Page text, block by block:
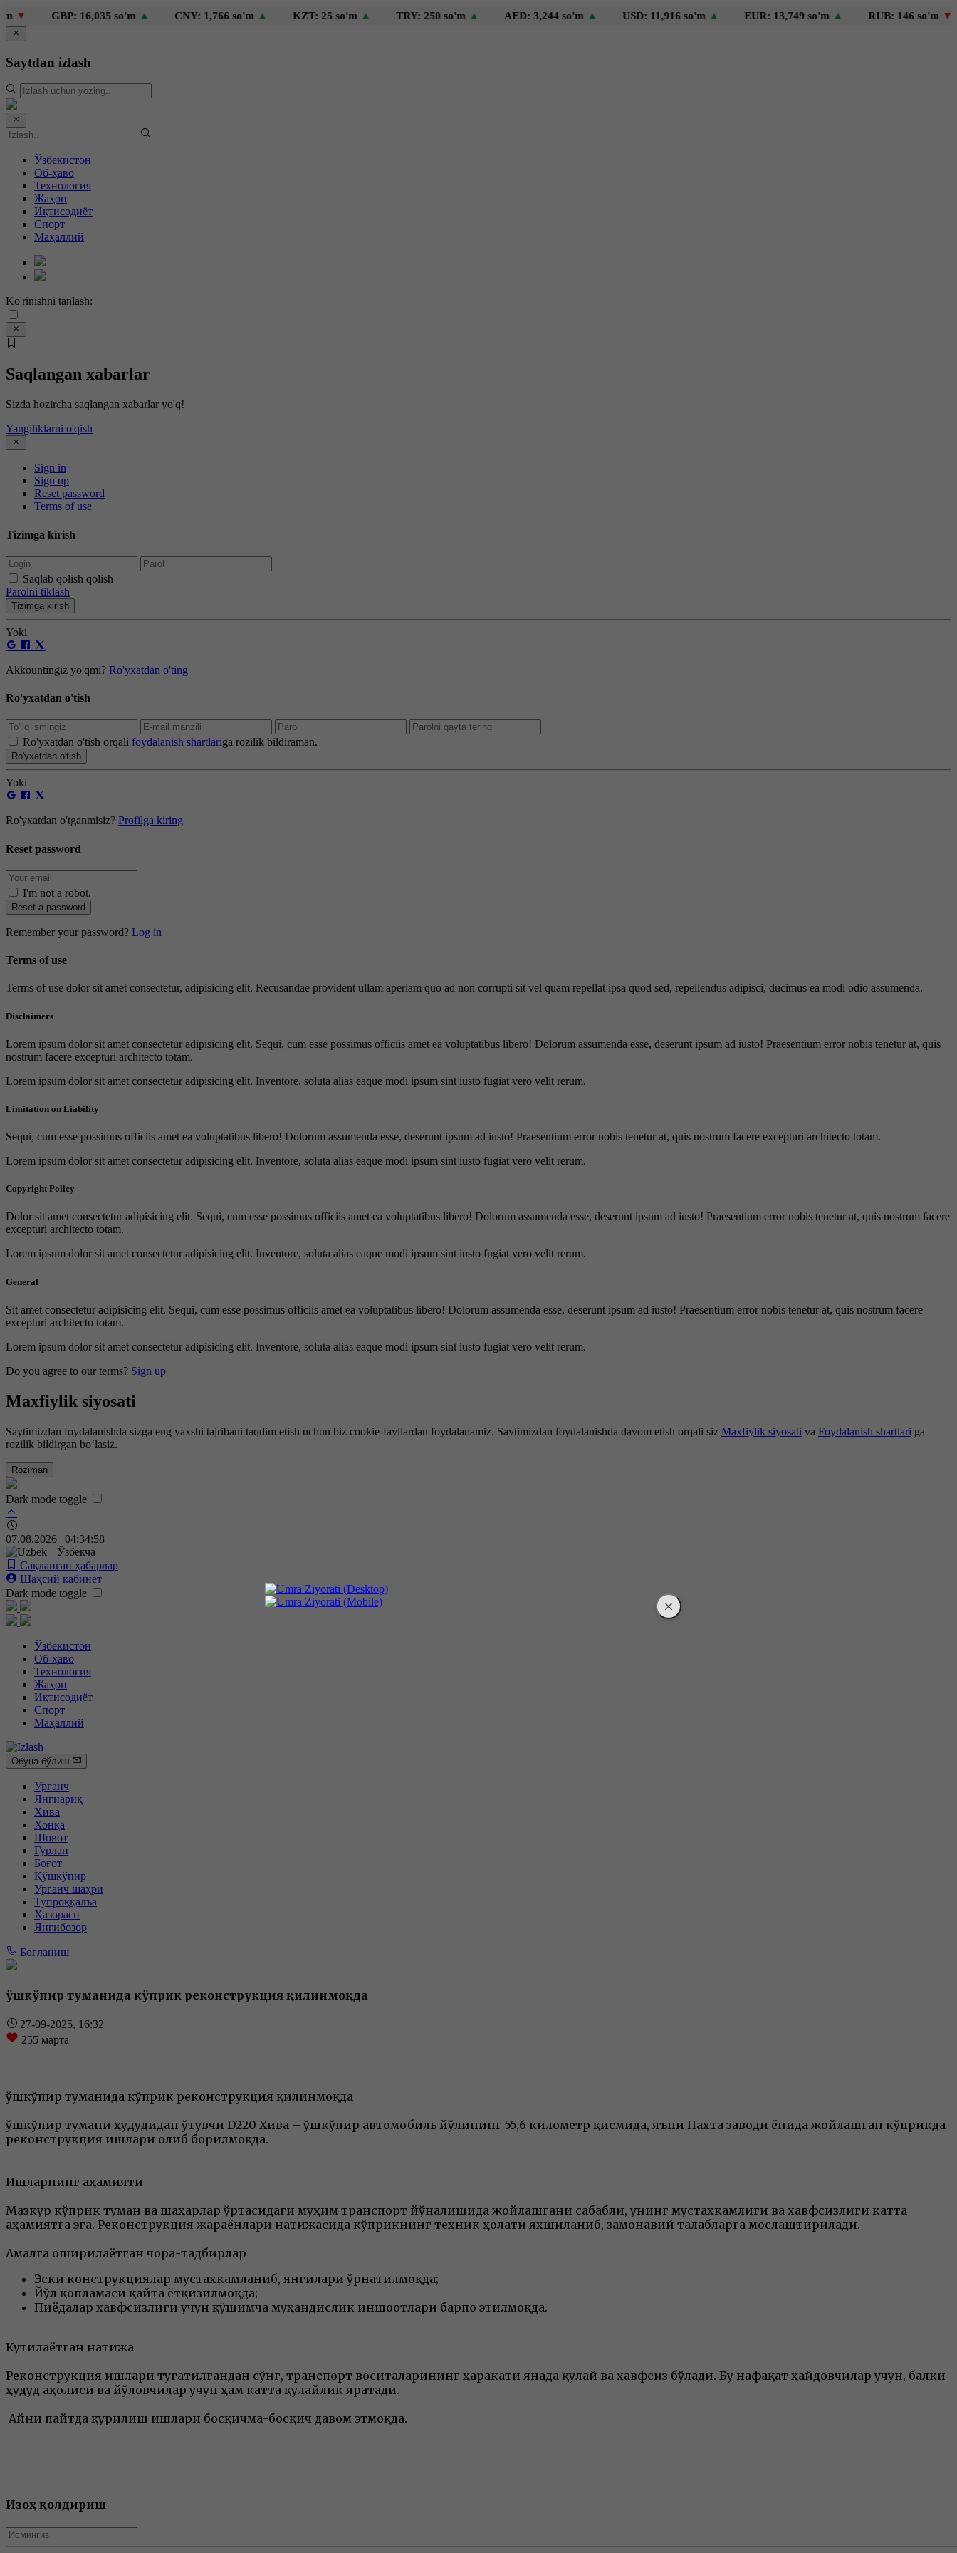
GBP: 16,035 so'm▲ CNY: 1,766 so'm▲ KZT: 25 so'm ▲ TRY: 250 so'm▲ AED: 3,244 so'm▲ USD: 11,916 so'm▲ EUR: 13,749 so'm▲ RUB: 146 so'm▼
Saytdan izlash
Ўзбекистон
Об-ҳаво
Технология
Жаҳон
Иқтисодиёт
Спорт
Маҳаллий
Ko'rinishni tanlash:
Saqlangan xabarlar
Sizda hozircha saqlangan xabarlar yo'q!
Yangiliklarni o'qish
Sign in
Sign up
Reset password
Terms of use
Tizimga kirish
Saqlab qolish qolish
Parolni tiklash
Tizimga kirish
Yoki
Akkountingiz yo'qmi? Ro'yxatdan o'ting
Ro'yxatdan o'tish
Ro'yxatdan o'tish orqali foydalanish shartlariga rozilik bildiraman.
Ro'yxatdan o'tish
Yoki
Ro'yxatdan o'tganmisiz? Profilga kiring
Reset password
I'm not a robot.
Reset a password
Remember your password? Log in
Terms of use
Terms of use dolor sit amet consectetur, adipisicing elit. Recusandae provident ullam aperiam quo ad non corrupti sit vel quam repellat ipsa quod sed, repellendus adipisci, ducimus ea modi odio assumenda.
Disclaimers
Lorem ipsum dolor sit amet consectetur adipisicing elit. Sequi, cum esse possimus officiis amet ea voluptatibus libero! Dolorum assumenda esse, deserunt ipsum ad iusto! Praesentium error nobis tenetur at, quis
nostrum facere excepturi architecto totam.
Lorem ipsum dolor sit amet consectetur adipisicing elit. Inventore, soluta alias eaque modi ipsum sint iusto fugiat vero velit rerum.
Limitation on Liability
Sequi, cum esse possimus officiis amet ea voluptatibus libero! Dolorum assumenda esse, deserunt ipsum ad iusto! Praesentium error nobis tenetur at, quis nostrum facere excepturi architecto totam.
Lorem ipsum dolor sit amet consectetur adipisicing elit. Inventore, soluta alias eaque modi ipsum sint iusto fugiat vero velit rerum.
Copyright Policy
Dolor sit amet consectetur adipisicing elit. Sequi, cum esse possimus officiis amet ea voluptatibus libero! Dolorum assumenda esse, deserunt ipsum ad iusto! Praesentium error nobis tenetur at, quis nostrum facere
excepturi architecto totam.
Lorem ipsum dolor sit amet consectetur adipisicing elit. Inventore, soluta alias eaque modi ipsum sint iusto fugiat vero velit rerum.
General
Sit amet consectetur adipisicing elit. Sequi, cum esse possimus officiis amet ea voluptatibus libero! Dolorum assumenda esse, deserunt ipsum ad iusto! Praesentium error nobis tenetur at, quis nostrum facere
excepturi architecto totam.
Lorem ipsum dolor sit amet consectetur adipisicing elit. Inventore, soluta alias eaque modi ipsum sint iusto fugiat vero velit rerum.
Do you agree to our terms? Sign up
Maxfiylik siyosati
Saytimizdan foydalanishda sizga eng yaxshi tajribani taqdim etish uchun biz cookie-fayllardan foydalanamiz. Saytimizdan foydalanishda davom etish orqali siz Maxfiylik siyosati va Foydalanish shartlari ga
rozilik bildirgan bo‘lasiz.
Roziman
Dark mode toggle
07.08.2026 | 04:34:59
Ўзбекча
Сақланган ҳабарлар
Шаҳсий кабинет
Dark mode toggle
Ўзбекистон
Об-ҳаво
Технология
Жаҳон
Иқтисодиёт
Спорт
Маҳаллий
Обуна бўлиш
Урганч
Янгиариқ
Хива
Хонқа
Шовот
Гурлан
Боғот
Қўшкўпир
Урганч шаҳри
Тупроққалъа
Ҳазорасп
Янгибозор
Боғланиш
Қўшкўпир туманида кўприк реконструкция қилинмоқда
27-09-2025, 16:32
255 марта
Қўшкўпир туманида кўприк реконструкция қилинмоқда
Қўшкўпир тумани ҳудудидан ўтувчи D220 Хива – Қўшкўпир автомобиль йўлининг 55,6 километр қисмида, яъни Пахта заводи ёнида жойлашган кўприкда
реконструкция ишлари олиб борилмоқда.
Ишларнинг аҳамияти
Мазкур кўприк туман ва шаҳарлар ўртасидаги муҳим транспорт йўналишида жойлашгани сабабли, унинг мустахкамлиги ва хавфсизлиги катта
аҳамиятга эга. Реконструкция жараёнлари натижасида кўприкнинг техник ҳолати яхшиланиб, замонавий талабларга мослаштирилади.
Амалга оширилаётган чора-тадбирлар
Эски конструкциялар мустахкамланиб, янгилари ўрнатилмоқда;
Йўл қопламаси қайта ётқизилмоқда;
Пиёдалар хавфсизлиги учун қўшимча муҳандислик иншоотлари барпо этилмоқда.
Кутилаётган натижа
Реконструкция ишлари тугатилгандан сўнг, транспорт воситаларининг ҳаракати янада қулай ва хавфсиз бўлади. Бу нафақат ҳайдовчилар учун, балки
ҳудуд аҳолиси ва йўловчилар учун ҳам катта қулайлик яратади.
Айни пайтда қурилиш ишлари босқичма-босқич давом этмоқда.
Изоҳ қолдириш